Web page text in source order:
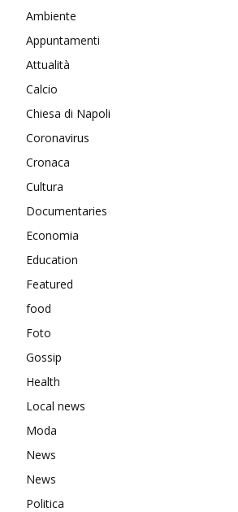
Ambiente
Appuntamenti
Attualità
Calcio
Chiesa di Napoli
Coronavirus
Cronaca
Cultura
Documentaries
Economia
Education
Featured
food
Foto
Gossip
Health
Local news
Moda
News
News
Politica